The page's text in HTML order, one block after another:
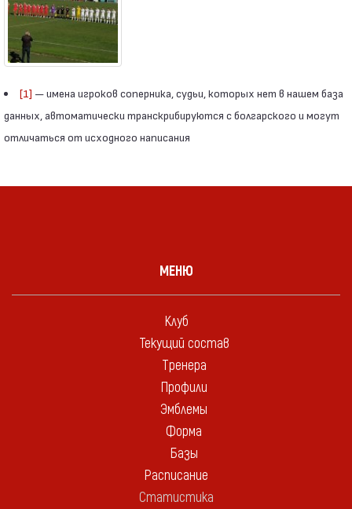
[1] — имена игроков соперника, судьи, которых нет в нашем база
данных, автоматически транскрибируются с болгарского и могут
отличаться от исходного написания
МЕНЮ
Клуб
Текущий состав
Тренера
Профили
Эмблемы
Форма
Базы
Расписание
Статистика